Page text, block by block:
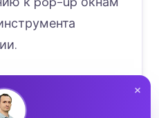
меньше
– больше
×